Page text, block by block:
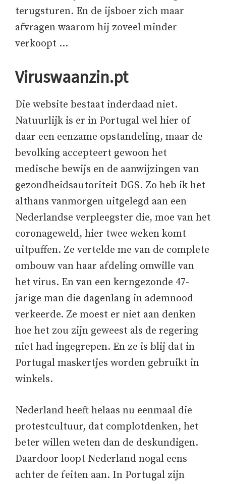
terugsturen. En de ijsboer zich maar
afvragen waarom hij zoveel minder
verkoopt …
Viruswaanzin.pt
Die website bestaat inderdaad niet.
Natuurlijk is er in Portugal wel hier of
daar een eenzame opstandeling, maar de
bevolking accepteert gewoon het
medische bewijs en de aanwijzingen van
gezondheidsautoriteit DGS. Zo heb ik het
althans vanmorgen uitgelegd aan een
Nederlandse verpleegster die, moe van het
coronageweld, hier twee weken komt
uitpuffen. Ze vertelde me van de complete
ombouw van haar afdeling omwille van
het virus. En van een kerngezonde 47-
jarige man die dagenlang in ademnood
verkeerde. Ze moest er niet aan denken
hoe het zou zijn geweest als de regering
niet had ingegrepen. En ze is blij dat in
Portugal maskertjes worden gebruikt in
winkels.
Nederland heeft helaas nu eenmaal die
protestcultuur, dat complotdenken, het
beter willen weten dan de deskundigen.
Daardoor loopt Nederland nogal eens
achter de feiten aan. In Portugal zijn